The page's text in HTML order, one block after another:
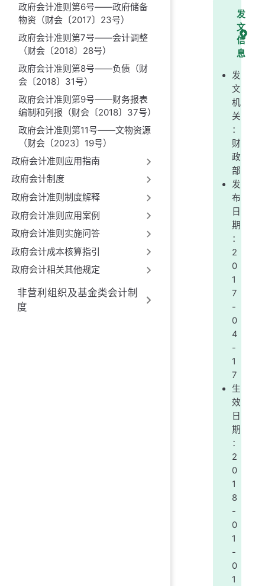
政府会计准则第6号——政府储备
物资（财会〔2017〕23号）
政府会计准则第7号——会计调整
（财会〔2018〕28号）
政府会计准则第8号——负债（财
会〔2018〕31号）
政府会计准则第9号——财务报表
编制和列报（财会〔2018〕37号）
政府会计准则第11号——文物资源
（财会〔2023〕19号）
政府会计准则应用指南
政府会计制度
政府会计准则制度解释
政府会计准则应用案例
政府会计准则实施问答
政府会计成本核算指引
政府会计相关其他规定
非营利组织及基金类会计制
度
发
文
信
息
发
文
机
关
：
财
政
部
发
布
日
期
：
2
0
1
7
-
0
4
-
1
7
生
效
日
期
：
2
0
1
8
-
0
1
-
0
1